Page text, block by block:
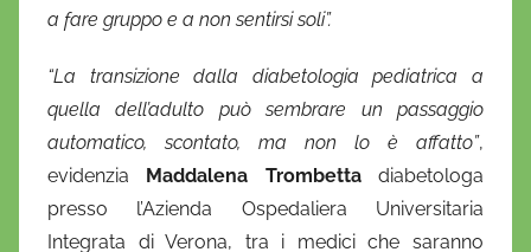
a fare gruppo e a non sentirsi soli”.
“La transizione dalla diabetologia pediatrica a
quella dell’adulto può sembrare un passaggio
automatico, scontato, ma non lo è affatto”,
evidenzia
Maddalena Trombettadiabetologa
presso l’Azienda Ospedaliera Universitaria
Integrata di Verona, tra i medici che saranno